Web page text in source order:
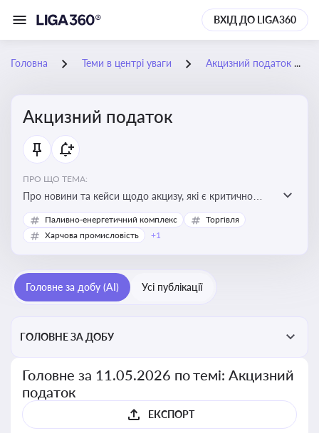
ВХІД ДО LIGA360
Головна Теми в центрі уваги Акцизний податок
Акцизний податок
ПРО ЩО ТЕМА:
Про новини та кейси щодо акцизу, які є критично
важливим для підприємств, які імпортують,
виробляють або реалізують підакцизну продукцію, з
Паливно-енергетичний комплекс
Торгівля
Харчова промисловість
+1
Головне за добу (AI) Усі публікації
ГОЛОВНЕ ЗА ДОБУ
Головне за 11.05.2026 по темі: Акцизний
податок
ЕКСПОРТ